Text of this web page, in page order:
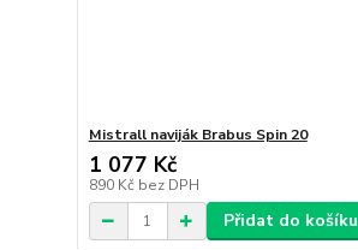
Mistrall naviják Brabus Spin 20
1 077 Kč
890 Kč bez DPH
Přidat do košíku